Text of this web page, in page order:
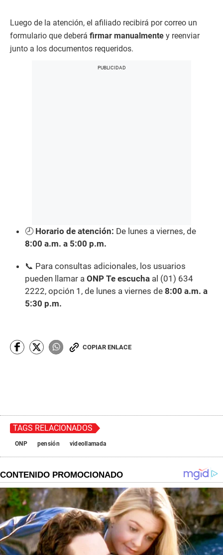
Luego de la atención, el afiliado recibirá por correo un
formulario que deberá firmar manualmente y reenviar
junto a los documentos requeridos.
🕗 Horario de atención: De lunes a viernes, de
8:00 a.m. a 5:00 p.m.
📞 Para consultas adicionales, los usuarios
pueden llamar a ONP Te escucha al (01) 634
2222, opción 1, de lunes a viernes de 8:00 a.m. a
5:30 p.m.
COPIAR ENLACE
TAGS RELACIONADOS
ONP pensión videollamada